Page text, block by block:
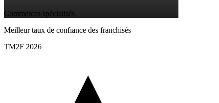
Commerces spécialisés
Meilleur taux de confiance des franchisés
TM2F 2026